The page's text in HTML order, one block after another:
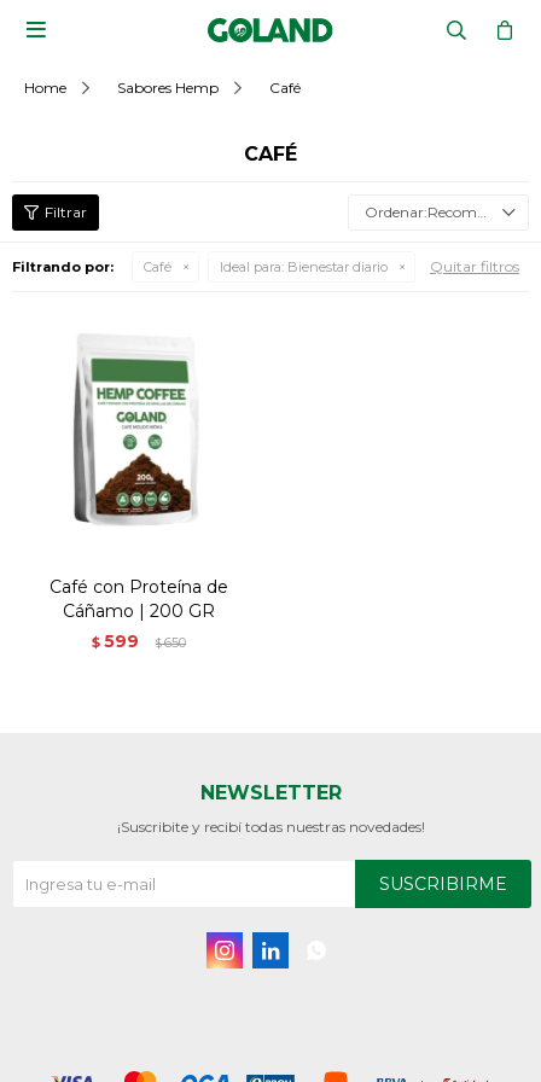

Home Sabores Hemp Café
CAFÉ
Recomendados
Filtrando por: Café Ideal para: Bienestar diario Quitar filtros
Café con Proteína de
Cáñamo | 200 GR
$ 599 $650
NEWSLETTER
¡Suscribite y recibí todas nuestras novedades!
SUSCRIBIRME
 